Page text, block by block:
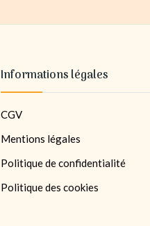
Informations légales
CGV
Mentions légales
Politique de confidentialité
Politique des cookies